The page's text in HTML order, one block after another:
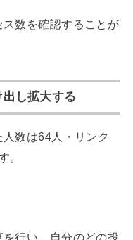
数を確認することが
し拡大する
数は64人・リンク
。
行い、自分のどの投